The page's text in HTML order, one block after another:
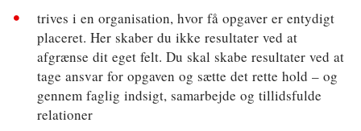
trives i en organisation, hvor få opgaver er entydigt
placeret. Her skaber du ikke resultater ved at
afgrænse dit eget felt. Du skal skabe resultater ved at
tage ansvar for opgaven og sætte det rette hold – og
gennem faglig indsigt, samarbejde og tillidsfulde
relationer